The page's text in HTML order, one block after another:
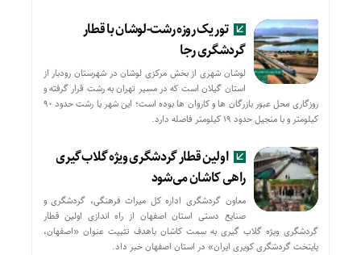
تور یک روزه رشت-لوشان با قطار
گردشگری رجا
لوشان شهری از بخش مرکزی لوشان در شهرستان رودبار از
استان گیلان است که در مسیر تهران به رشت قرار گرفته و
روزگاری محل عبور بازرگان ها و کاروان ها بوده است؛ این شهر با رشت حدود ۹۰
کیلومتر و با منجیل حدود ۱۹ کیلومتر فاصله دارد.
اولین قطار گردشگری ویژه گلاب‌گیری
راهی کاشان می‌شود
معاون گردشگری اداره کل میراث فرهنگی، گردشگری و
صنایع دستی استان اصفهان از راه اندازی اولین قطار
گردشگری ویژه گلاب گیری به سمت کاشان باهدف تثبیت عنوان «اصفهان،
پایتخت گردشگری کویری ایران» در استان اصفهان خبر داد.